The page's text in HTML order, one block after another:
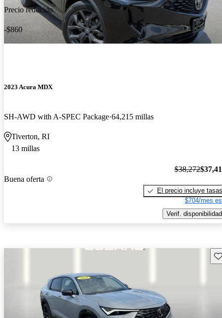
Precio reducido
-$860
2023 Acura MDX
SH-AWD with A-SPEC Package 64,215 millas
Tiverton, RI
13 millas
Buena oferta
$38,272
El precio incluye tasas
$704/mes
Verif. disponibilidad